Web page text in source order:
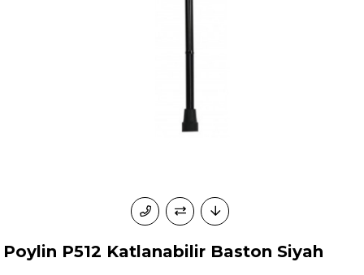
Poylin P512 Katlanabilir Baston Siyah